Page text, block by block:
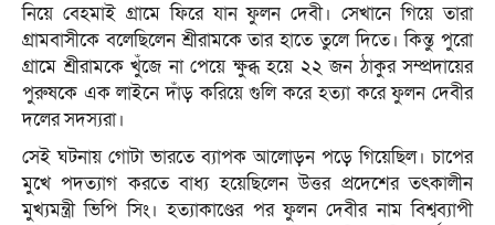
নিয়ে বেহমাই গ্রামে ফিরে যান ফুলন দেবী। সেখানে গিয়ে তারা
গ্রামবাসীকে বলেছিলেন শ্রীরামকে তার হাতে তুলে দিতে। কিন্তু পুরো
গ্রামে শ্রীরামকে খুঁজে না পেয়ে ক্ষুব্ধ হয়ে ২২ জন ঠাকুর সম্প্রদায়ের
পুরুষকে এক লাইনে দাঁড় করিয়ে গুলি করে হত্যা করে ফুলন দেবীর
দলের সদস্যরা।
সেই ঘটনায় গোটা ভারতে ব্যাপক আলোড়ন পড়ে গিয়েছিল। চাপের
মুখে পদত্যাগ করতে বাধ্য হয়েছিলেন উত্তর প্রদেশের তৎকালীন
মুখ্যমন্ত্রী ভিপি সিং। হত্যাকাণ্ডের পর ফুলন দেবীর নাম বিশ্বব্যাপী